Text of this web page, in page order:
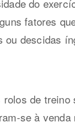
do
fatores
descidas
de treino
se à